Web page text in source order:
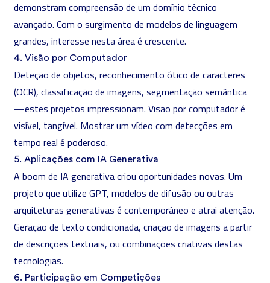
demonstram compreensão de um domínio técnico
avançado. Com o surgimento de modelos de linguagem
grandes, interesse nesta área é crescente.
4. Visão por Computador
Deteção de objetos, reconhecimento ótico de caracteres
(OCR), classificação de imagens, segmentação semântica
—estes projetos impressionam. Visão por computador é
visível, tangível. Mostrar um vídeo com detecções em
tempo real é poderoso.
5. Aplicações com IA Generativa
A boom de IA generativa criou oportunidades novas. Um
projeto que utilize GPT, modelos de difusão ou outras
arquiteturas generativas é contemporâneo e atrai atenção.
Geração de texto condicionada, criação de imagens a partir
de descrições textuais, ou combinações criativas destas
tecnologias.
6. Participação em Competições